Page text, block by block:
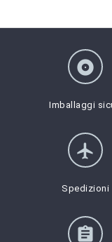
album
Imballaggi
flight
Spedizioni
assignment